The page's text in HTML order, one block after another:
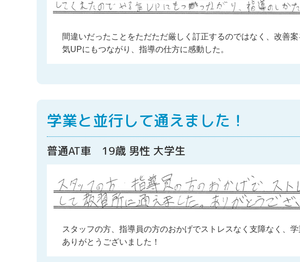
間違いだったことをただただ厳しく訂正するのではなく、改善
気UPにもつながり、指導の仕方に感動した。
学業と並行して通えました！
普通AT車 19歳 男性 大学生
スタッフの方、指導員の方のおかげでストレスなく支障なく、
ありがとうございました！